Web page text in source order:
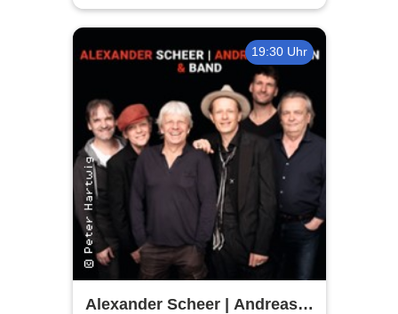
weinen
19:30 Uhr
Alexander Scheer | Andreas